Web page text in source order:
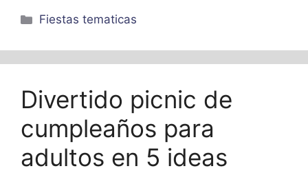
Categorías
Fiestas tematicas
Divertido picnic de
cumpleaños para
adultos en 5 ideas